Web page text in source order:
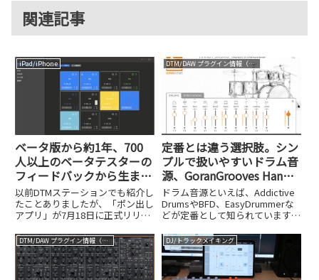
関連記事
iPad/iPhone
ベータ版から約1年、700
人以上のベータテスターの
フィードバックから生まれ
た日本製「ポン出しアプ
リ」を試してみた
以前DTMステーションでも紹介し
たことありましたが、「ポン出し
アプリ」が7月18日に正式リリー
り、iPhoneやiPad、MacでBGMや
効果音の「ポン出し」ができるア
プリケーションで、ボタンをタッ
プするだけで...
DTM/DAW プラグイン情報（VST AU AAX）
定番とは違う選択肢。シン
プルで扱いやすいドラム音
源、GoranGrooves Handy
Drumsシリーズ
ドラム音源といえば、Addictive
DrumsやBFD、EasyDrummerな
どが定番として知られています
えるものはないか」と感じている
人も多いのではないでしょうか。
今回紹介するのは、アメリカのプ
ロドラマ...
DTM/DAW プラグイン情報（VST AU AAX） DJ/トラックメイキング